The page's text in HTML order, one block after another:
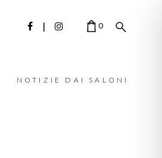
NOTIZIE DAI SALONI
0